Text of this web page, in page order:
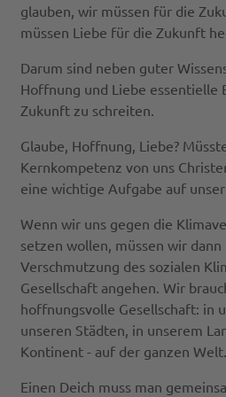
glauben, wir müssen für die
müssen Liebe für die Zukunft
Darum sind neben guter
Hoffnung und Liebe essentielle
Zukunft zu schreiten.
Glaube, Hoffnung, Liebe?
Kernkompetenz von uns
eine wichtige Aufgabe auf
Wenn wir uns gegen die
setzen wollen, müssen wir dann
Verschmutzung des sozialen
Gesellschaft angehen. Wir
hoffnungsvolle Gesellschaft: in
unseren Städten, in unserem
Kontinent - auf der ganzen Welt.
Einen Deich muss man